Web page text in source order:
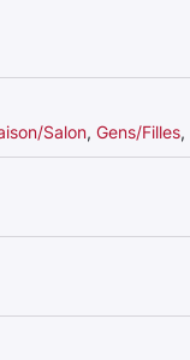
Salon, Gens/Filles,